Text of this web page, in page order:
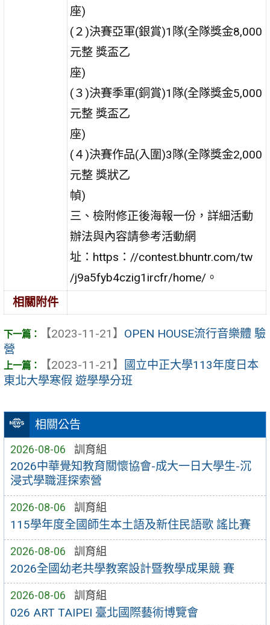
相關公告
2026-08-06 訓育組
2026中華覺知教育關懷協會-成大一日大學生-沉
浸式學職涯探索營
2026-08-06 訓育組
115學年度全國師生本土語及新住民語歌 謠比賽
2026-08-06 訓育組
2026全國幼老共學教案設計暨教學成果競 賽
2026-08-06 訓育組
026 ART TAIPEI 臺北國際藝術博覽會
座)
(２)決賽亞軍(銀賞)1隊(全隊獎金8,000
元整 獎盃乙
座)
(３)決賽季軍(銅賞)1隊(全隊獎金5,000
元整 獎盃乙
座)
(４)決賽作品(入圍)3隊(全隊獎金2,000
元整 獎狀乙
幀)
三、檢附修正後海報一份，詳細活動
辦法與內容請參考活動網
址：https：//contest.bhuntr.com/tw
/j9a5fyb4czig1ircfr/home/。
相關附件
【2023-11-21】 OPEN HOUSE流行音樂體 驗
營
【2023-11-21】
國立中正大學113年度日本
東北大學寒假 遊學學分班